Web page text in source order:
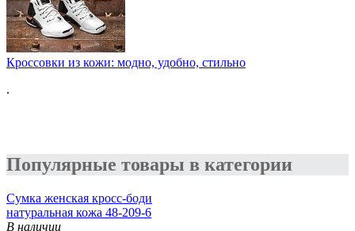
Кроссовки из кожи: модно, удобно, стильно
.
Популярные товары в категории
Сумка женская кросс-боди
натуральная кожа 48-209-6
В наличии